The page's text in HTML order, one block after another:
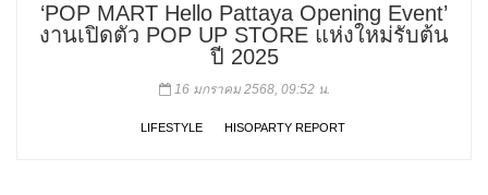
‘POP MART Hello Pattaya Opening Event’
งานเปิดตัว POP UP STORE แห่งใหม่รับต้น
ปี 2025
16 มกราคม 2568, 09:52 น.
LIFESTYLE HISOPARTY REPORT